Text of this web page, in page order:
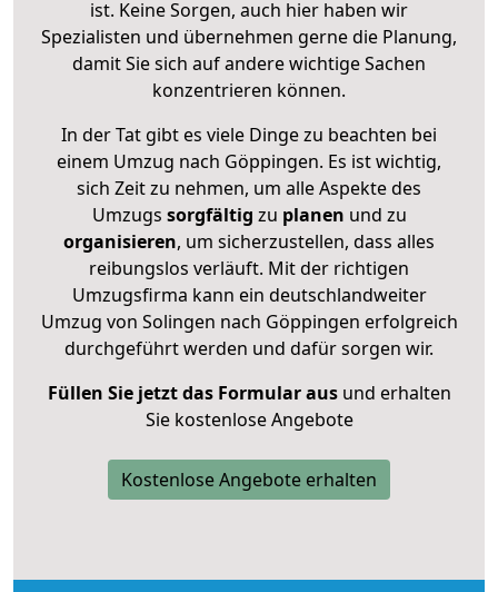
ist. Keine Sorgen, auch hier haben wir
Spezialisten und übernehmen gerne die Planung,
damit Sie sich auf andere wichtige Sachen
konzentrieren können.
In der Tat gibt es viele Dinge zu beachten bei
einem Umzug nach Göppingen. Es ist wichtig,
sich Zeit zu nehmen, um alle Aspekte des
Umzugs sorgfältig zu planen und zu
organisieren, um sicherzustellen, dass alles
reibungslos verläuft. Mit der richtigen
Umzugsfirma kann ein deutschlandweiter
Umzug von Solingen nach Göppingen erfolgreich
durchgeführt werden und dafür sorgen wir.
Füllen Sie jetzt das Formular ausund erhalten
Sie kostenlose Angebote
Kostenlose Angebote erhalten